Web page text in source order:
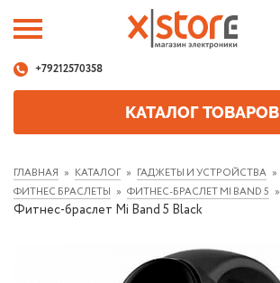
+79212570358
КАТАЛОГ ТОВАРОВ
ГЛАВНАЯ КАТАЛОГ
ГАДЖЕТЫ И УСТРОЙСТВА
ФИТНЕС БРАСЛЕТЫ
ФИТНЕС-БРАСЛЕТ MI BAND 5
Фитнес-браслет Mi Band 5 Black